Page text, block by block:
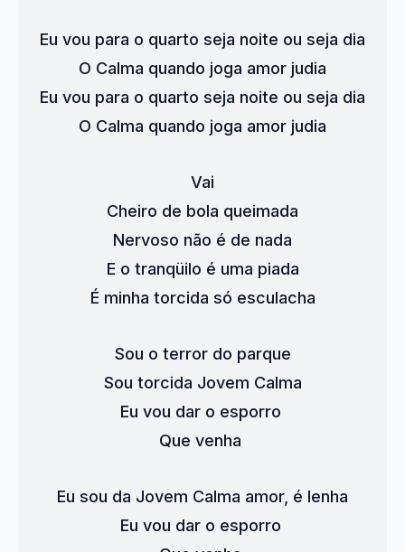
Eu vou para o quarto seja noite ou seja dia
O Calma quando joga amor judia
Eu vou para o quarto seja noite ou seja dia
O Calma quando joga amor judia
Vai
Cheiro de bola queimada
Nervoso não é de nada
E o tranqüilo é uma piada
É minha torcida só esculacha
Sou o terror do parque
Sou torcida Jovem Calma
Eu vou dar o esporro
Que venha
Eu sou da Jovem Calma amor, é lenha
Eu vou dar o esporro